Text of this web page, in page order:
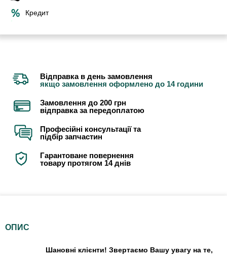
Кредит
Відправка в день замовлення
якщо замовлення оформлено до 14 години
Замовлення до 200 грн
відправка за передоплатою
Професійні консультації та
підбір запчастин
Гарантоване повернення
товару протягом 14 днів
ОПИС
Шановні клієнти! Звертаємо Вашу увагу на те,